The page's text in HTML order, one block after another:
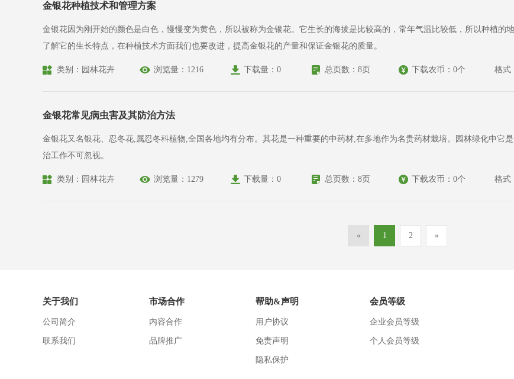
金银花种植技术和管理方案
金银花因为刚开始的颜色是白色，慢慢变为黄色，所以被称为金银花。它生长的海拔是比较高的，常年气温比较低，所以种植的
了解它的生长特点，在种植技术方面我们也要改进，提高金银花的产量和保证金银花的质量。
类别：园林花卉 浏览量：1216 下载量：0 总页数：8页 下载农币：0个 格式
金银花常见病虫害及其防治方法
金银花又名银花、忍冬花,属忍冬科植物,全国各地均有分布。其花是一种重要的中药材,在多地作为名贵药材栽培。园林绿化中它
治工作不可忽视。
类别：园林花卉 浏览量：1279 下载量：0 总页数：8页 下载农币：0个 格式
« 1 2 »
关于我们
公司简介
联系我们
市场合作
内容合作
品牌推广
帮助&声明
用户协议
免责声明
隐私保护
会员等级
企业会员等级
个人会员等级